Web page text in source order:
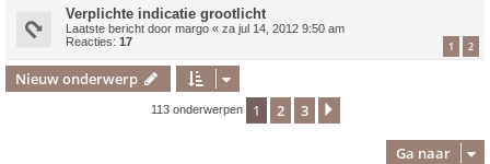
Verplichte indicatie grootlicht
Laatste bericht door margo « za jul 14, 2012 9:50 am
Reacties: 17 1 2
Nieuw onderwerp
113 onderwerpen 1 2 3
Ga naar